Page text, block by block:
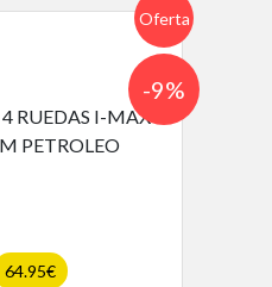
Oferta
64.95€
-9%